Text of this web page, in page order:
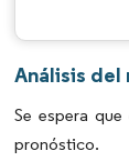
Análisis
Se espera
pronóstico.